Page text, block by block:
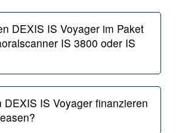
DEXIS IS Voyager im Paket
IS 3800 oder IS
DEXIS IS Voyager finanzieren